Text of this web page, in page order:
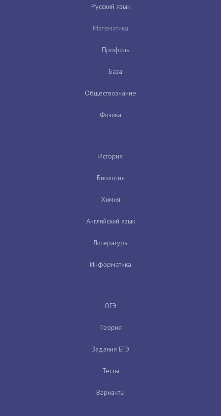
Русский язык
Математика
Профиль
База
Обществознание
Физика
История
Биология
Химия
Английский язык
Литература
Информатика
ОГЭ
Теория
Задания ЕГЭ
Тесты
Варианты